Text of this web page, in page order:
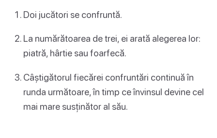
Doi jucători se confruntă.
La numărătoarea de trei, ei arată alegerea lor:
piatră, hârtie sau foarfecă.
Câștigătorul fiecărei confruntări continuă în
runda următoare, în timp ce învinsul devine cel
mai mare susținător al său.